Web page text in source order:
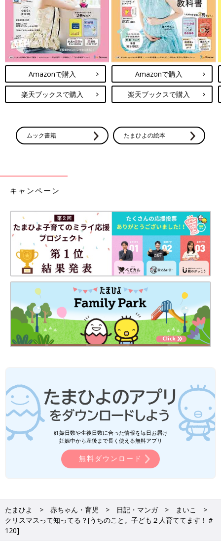
Amazonで購入
楽天ブックスで購入
Amazonで購入
楽天ブックスで購入
ムック書籍 たまひよの絵本
キャンペーン
妊娠日数や生後日数に合った情報を毎日お届け
妊娠中から産後まで長く使える無料アプリ
無料ダウンロード
たまひよ 赤ちゃん・育児 日記・マンガ
まいこ
クリスマスって知ってる？[うちのこと。子ども２人育ててます！＃
120]